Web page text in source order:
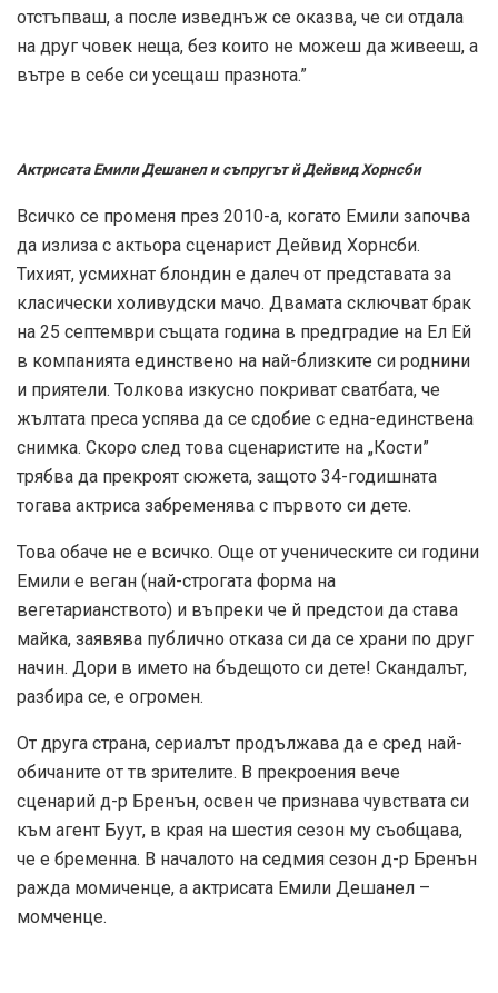
отстъпваш, а после изведнъж се оказва, че си отдала
на друг човек неща, без които не можеш да живееш, а
вътре в себе си усещаш празнота.”
Актрисата Емили Дешанел и съпругът й Дейвид Хорнсби
Всичко се променя през 2010-а, когато Емили започва
да излиза с актьора сценарист Дейвид Хорнсби.
Тихият, усмихнат блондин е далеч от представата за
класически холивудски мачо. Двамата сключват брак
на 25 септември същата година в предградие на Ел Ей
в компанията единствено на най-близките си роднини
и приятели. Толкова изкусно покриват сватбата, че
жълтата преса успява да се сдобие с една-единствена
снимка. Скоро след това сценаристите на „Кости”
трябва да прекроят сюжета, защото 34-годишната
тогава актриса забременява с първото си дете.
Това обаче не е всичко. Още от ученическите си години
Емили е веган (най-строгата форма на
вегетарианството) и въпреки че й предстои да става
майка, заявява публично отказа си да се храни по друг
начин. Дори в името на бъдещото си дете! Скандалът,
разбира се, е огромен.
От друга страна, сериалът продължава да е сред най-
обичаните от тв зрителите. В прекроения вече
сценарий д-р Бренън, освен че признава чувствата си
към агент Буут, в края на шестия сезон му съобщава,
че е бременна. В началото на седмия сезон д-р Бренън
ражда момиченце, а актрисата Емили Дешанел –
момченце.